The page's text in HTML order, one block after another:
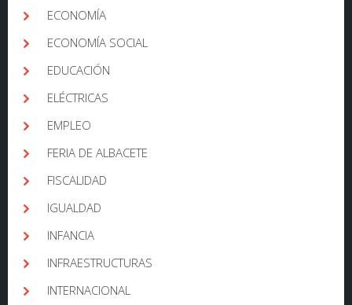
ECONOMÍA
ECONOMÍA SOCIAL
EDUCACIÓN
ELÉCTRICAS
EMPLEO
FERIA DE ALBACETE
FISCALIDAD
IGUALDAD
INFANCIA
INFRAESTRUCTURAS
INTERNACIONAL